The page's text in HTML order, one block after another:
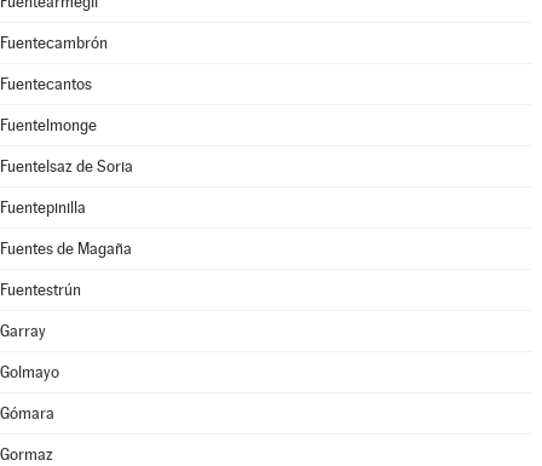
Fuentecambrón
Fuentecantos
Fuentelmonge
Fuentelsaz de Soria
Fuentepinilla
Fuentes de Magaña
Fuentestrún
Garray
Golmayo
Gómara
Gormaz